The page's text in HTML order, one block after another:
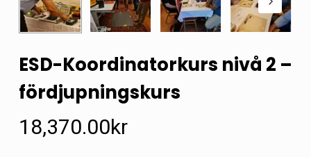
ESD-Koordinatorkurs nivå 2 –
fördjupningskurs
18,370.00kr